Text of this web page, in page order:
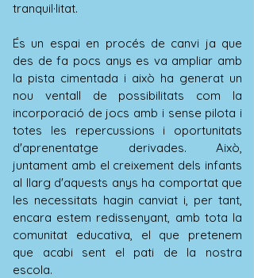
tranquil·litat.
És un espai en procés de canvi ja que
des de fa pocs anys es va ampliar amb
la pista cimentada i això ha generat un
nou ventall de possibilitats com la
incorporació de jocs amb i sense pilota i
totes les repercussions i oportunitats
d'aprenentatge derivades. Això,
juntament amb el creixement dels infants
al llarg d'aquests anys ha comportat que
les necessitats hagin canviat i, per tant,
encara estem redissenyant, amb tota la
comunitat educativa, el que pretenem
que acabi sent el pati de la nostra
escola.